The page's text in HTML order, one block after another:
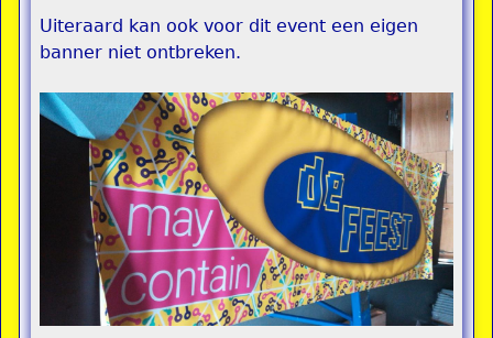
Uiteraard kan ook voor dit event een eigen
banner niet ontbreken.